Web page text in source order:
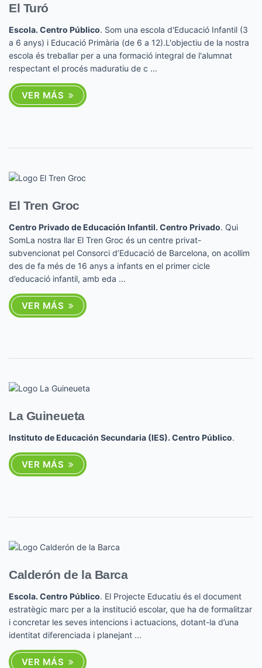
El Turó
Escola. Centro Público. Som una escola d'Educació Infantil (3
a 6 anys) i Educació Primària (de 6 a 12).L'objectiu de la nostra
escola és treballar per a una formació integral de l'alumnat
respectant el procés maduratiu de c ...
VER MÁS
El Tren Groc
Centro Privado de Educación Infantil. Centro Privado. Qui
SomLa nostra llar El Tren Groc és un centre privat-
subvencionat pel Consorci d’Educació de Barcelona, on acollim
des de fa més de 16 anys a infants en el primer cicle
d’educació infantil, amb eda ...
VER MÁS
La Guineueta
Instituto de Educación Secundaria (IES). Centro Público.
VER MÁS
Calderón de la Barca
Escola. Centro Público. El Projecte Educatiu és el document
estratègic marc per a la institució escolar, que ha de formalitzar
i concretar les seves intencions i actuacions, dotant-la d’una
identitat diferenciada i planejant ...
VER MÁS